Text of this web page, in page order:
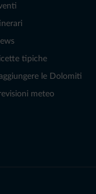
tipiche
le Dolomiti
meteo